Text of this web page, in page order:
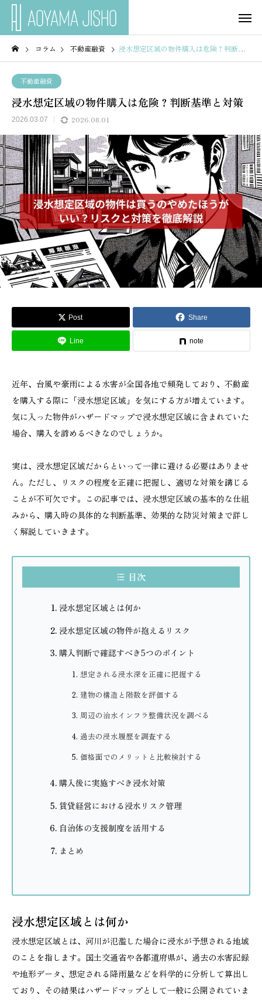
コラム 不動産融資 浸水想定区域の物件購入は危険？判断基準と対策
不動産融資
浸水想定区域の物件購入は危険？判断基準と対策
2026.03.07 2026.08.01
Post Share
Line note
近年、台風や豪雨による水害が全国各地で頻発しており、不動産
を購入する際に「浸水想定区域」を気にする方が増えています。
気に入った物件がハザードマップで浸水想定区域に含まれていた
場合、購入を諦めるべきなのでしょうか。
実は、浸水想定区域だからといって一律に避ける必要はありませ
ん。ただし、リスクの程度を正確に把握し、適切な対策を講じる
ことが不可欠です。この記事では、浸水想定区域の基本的な仕組
みから、購入時の具体的な判断基準、効果的な防災対策まで詳し
く解説していきます。
目次
浸水想定区域とは何か
浸水想定区域の物件が抱えるリスク
購入判断で確認すべき5つのポイント
想定される浸水深を正確に把握する
建物の構造と階数を評価する
周辺の治水インフラ整備状況を調べる
過去の浸水履歴を調査する
価格面でのメリットと比較検討する
購入後に実施すべき浸水対策
賃貸経営における浸水リスク管理
自治体の支援制度を活用する
まとめ
浸水想定区域とは何か
浸水想定区域とは、河川が氾濫した場合に浸水が予想される地域
のことを指します。国土交通省や各都道府県が、過去の水害記録
や地形データ、想定される降雨量などを科学的に分析して算出し
ており、その結果はハザードマップとして一般に公開されていま